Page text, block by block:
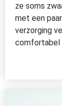
ze soms
met een
verzorging
comfortabel